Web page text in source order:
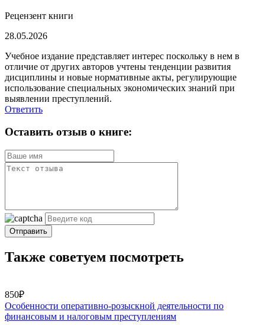
Рецензент книги
28.05.2026
Учебное издание представляет интерес поскольку в нем в
отличие от других авторов учтены тенденции развития
дисциплины и новые нормативные акты, регулирующие
использование специальных экономических знаний при
выявлении преступлений.
Ответить
Оставить отзыв о книге:
Отправить
Также советуем посмотреть
850₽
Особенности оперативно-розыскной деятельности по
финансовым и налоговым преступлениям